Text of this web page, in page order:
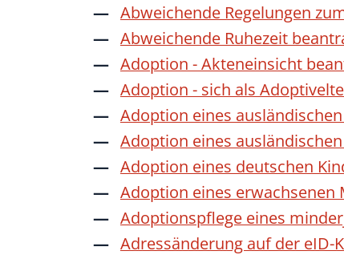
Abweichende Regelungen
Abweichende Ruhezeit
Adoption - Akteneinsicht
Adoption - sich als
Adoption eines
Adoption eines
Adoption eines deutschen
Adoption eines erwachsenen
Adoptionspflege eines
Adressänderung auf der eID-